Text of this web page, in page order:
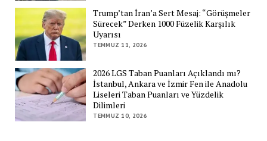
Trump’tan İran’a Sert Mesaj: “Görüşmeler
Sürecek” Derken 1000 Füzelik Karşılık
Uyarısı
TEMMUZ 11, 2026
2026 LGS Taban Puanları Açıklandı mı?
İstanbul, Ankara ve İzmir Fen ile Anadolu
Liseleri Taban Puanları ve Yüzdelik
Dilimleri
TEMMUZ 10, 2026